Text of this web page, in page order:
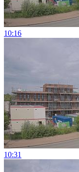
10:16
10:31